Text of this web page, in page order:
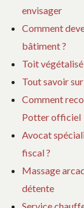
envisager
Comment
bâtiment ?
Toit
Tout savoir
Comment
Potter officiel
Avocat
fiscal ?
Massage
détente